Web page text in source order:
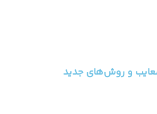
معایب و روش‌های جدید